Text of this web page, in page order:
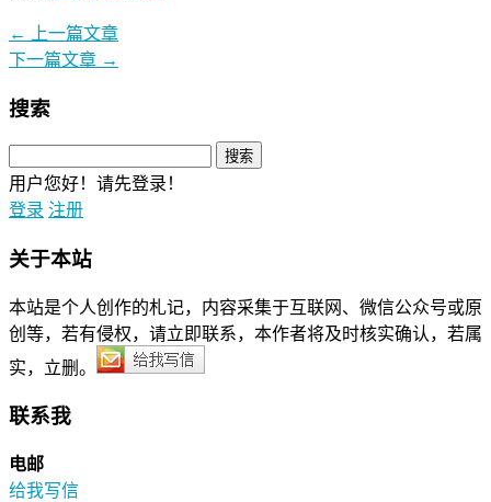
←
上一篇文章
下一篇文章 →
搜索
用户您好！请先登录！
登录 注册
关于本站
本站是个人创作的札记，内容采集于互联网、微信公众号或原
创等，若有侵权，请立即联系，本作者将及时核实确认，若属
实，立删。
联系我
电邮
给我写信